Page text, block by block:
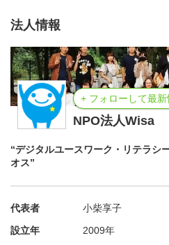
ーチ」という手法でリサーチに
マホ・インターネット・IT」
す。
学生ならではの視点で、同世
【有償での活動】
法人情報
+ フォローして最
NPO法人Wisa
“デジタルユースワーク・リテラシ
オス”
代表者
小柴享子
設立年
2009年